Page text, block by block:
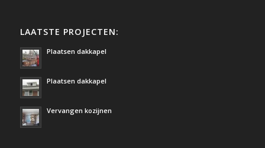
LAATSTE PROJECTEN:
Plaatsen dakkapel
Plaatsen dakkapel
Vervangen kozijnen